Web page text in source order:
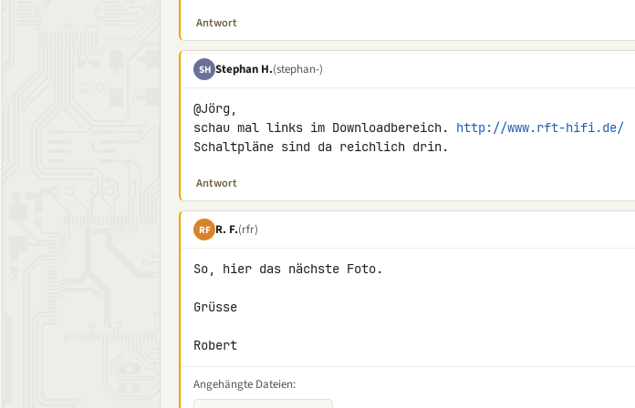
Antwort
SH Stephan H.(stephan-)
@Jörg,
schau mal links im Downloadbereich. http://www.rft-hifi.de/
Schaltpläne sind da reichlich drin.
Antwort
RF R. F.(rfr)
So, hier das nächste Foto.
Grüsse
Robert
Angehängte Dateien: